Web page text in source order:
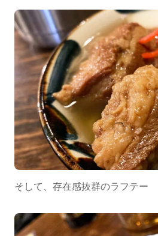
そして、存在感抜群のラフテー